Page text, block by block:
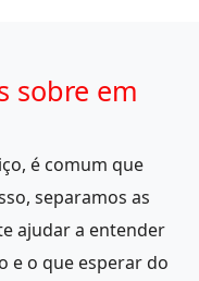
sobre em
é comum que
separamos as
ajudar a entender
e o que esperar do